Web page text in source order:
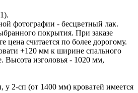
фотографии - бесцветный лак.
покрытия. При заказе
цена считается по более дорогому.
+120 мм к ширине спального
Высота изголовья - 1020 мм,
у 2-сп (от 1400 мм) кроватей имеется